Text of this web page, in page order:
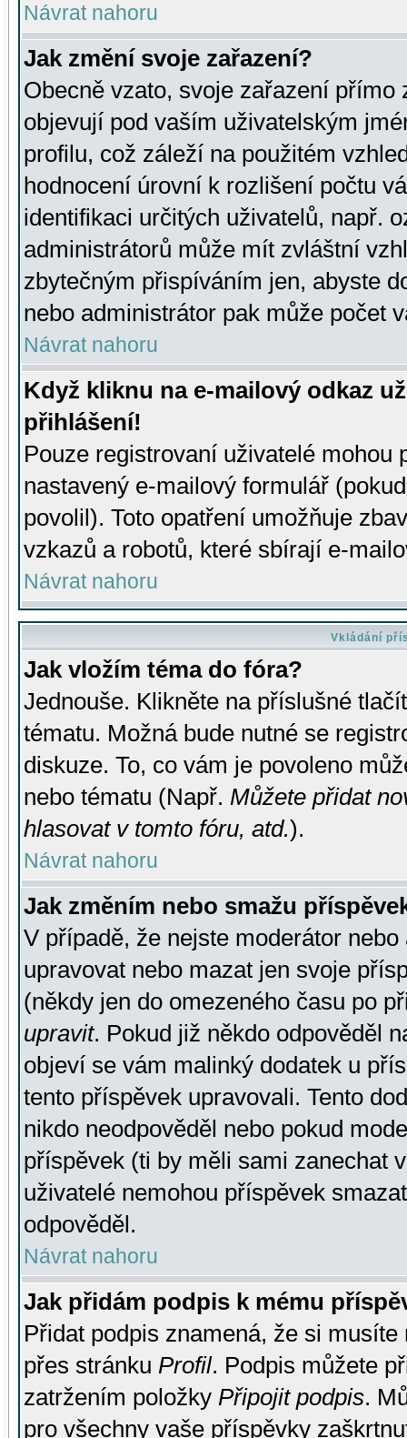
Návrat nahoru
Jak změní svoje zařazení?
Obecně vzato, svoje zařazení přímo
objevují pod vaším uživatelským
profilu, což záleží na použitém
hodnocení úrovní k rozlišení počtu
identifikaci určitých uživatelů, např.
administrátorů může mít zvláštní
zbytečným přispíváním jen, abyste
nebo administrátor pak může počet
Návrat nahoru
Když kliknu na e-mailový odkaz
přihlášení!
Pouze registrovaní uživatelé mohou
nastavený e-mailový formulář
povolil). Toto opatření umožňuje
vzkazů a robotů, které sbírají e-
Návrat nahoru
Vkládání
Jak vložím téma do fóra?
Jednouše. Klikněte na příslušné
tématu. Možná bude nutné se
diskuze. To, co vám je povoleno
nebo tématu (Např. Můžete přidat
hlasovat v tomto fóru, atd.).
Návrat nahoru
Jak změním nebo smažu
V případě, že nejste moderátor
upravovat nebo mazat jen svoje
(někdy jen do omezeného času po
upravit. Pokud již někdo odpověděl
objeví se vám malinký dodatek u
tento příspěvek upravovali. Tento
nikdo neodpověděl nebo pokud
příspěvek (ti by měli sami zanechat
uživatelé nemohou příspěvek
odpověděl.
Návrat nahoru
Jak přidám podpis k mému
Přidat podpis znamená, že si
přes stránku Profil. Podpis můžete
zatržením položky Připojit podpis.
pro všechny vaše příspěvky